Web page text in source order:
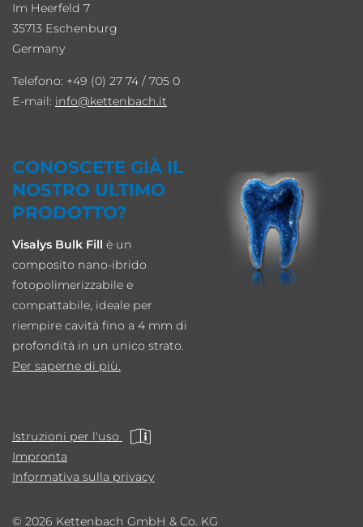
Im Heerfeld 7
35713 Eschenburg
Germany
Telefono: +49 (0) 27 74 / 705 0
E-mail: info kettenbach.it
CONOSCETE GIÀ IL
NOSTRO ULTIMO
PRODOTTO?
Visalys Bulk Fill è un
composito nano-ibrido
fotopolimerizzabile e
compattabile, ideale per
riempire cavità fino a 4 mm di
profondità in un unico strato.
Per saperne di più.
Istruzioni per l'uso
Impronta
Informativa sulla privacy
© 2026 Kettenbach GmbH & Co. KG